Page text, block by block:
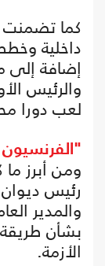
كما تضمنت
داخلية
إضافة إلى
والرئيس
لعب دورا
ومن أبرز
رئيس
والمدير
بشأن طريقة
الأزمة.